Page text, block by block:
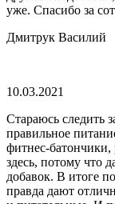
уже. Спасибо за
Дмитрук Василий
10.03.2021
Стараюсь следить
правильное
фитнес-батончики,
здесь, потому что
добавок. В итоге
правда дают